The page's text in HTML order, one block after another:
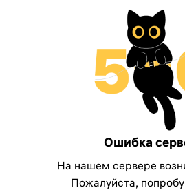
Ошибка
На нашем сервере
Пожалуйста,